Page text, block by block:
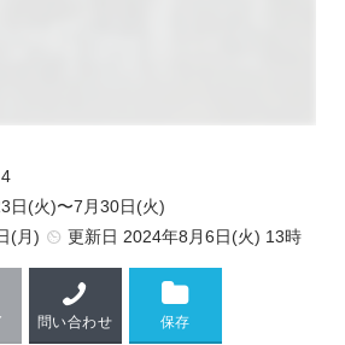
4
日(火)〜7月30日(火)
(月) 更新日 2024年8月6日(火) 13時
問い合わせ